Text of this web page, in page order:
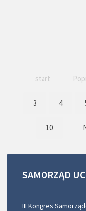
start
3 4
10
SAMORZĄD
III Kongres